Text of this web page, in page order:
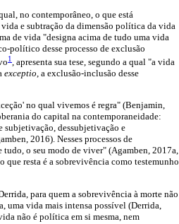
no contemporâneo, o que está
e subtração da dimensão política da vida
de vida "designa acima de tudo uma vida
político desse processo de exclusão
1, apresenta sua tese, segundo a qual "a vida
exceptio, a exclusão-inclusão desse
no qual vivemos é regra" (Benjamin,
do capital na contemporaneidade:
subjetivação, dessubjetivação e
2016). Nesses processos de
o seu modo de viver" (Agamben, 2017a,
que resta é a sobrevivência como testemunho
para quem a sobrevivência à morte não
uma vida mais intensa possível (Derrida,
não é política em si mesma, nem